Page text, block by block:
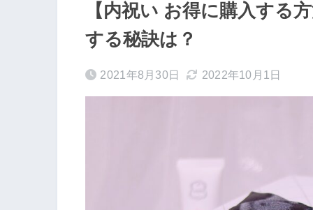
【内祝い お得に購入する
する秘訣は？
2021年8月30日 2022年10月1日